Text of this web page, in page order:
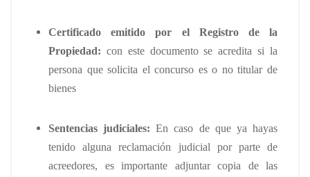
Certificado emitido por el Registro de la
Propiedad: con este documento se acredita si la
persona que solicita el concurso es o no titular de
bienes
Sentencias judiciales:En caso de que ya hayas
tenido alguna reclamación judicial por parte de
acreedores, es importante adjuntar copia de las